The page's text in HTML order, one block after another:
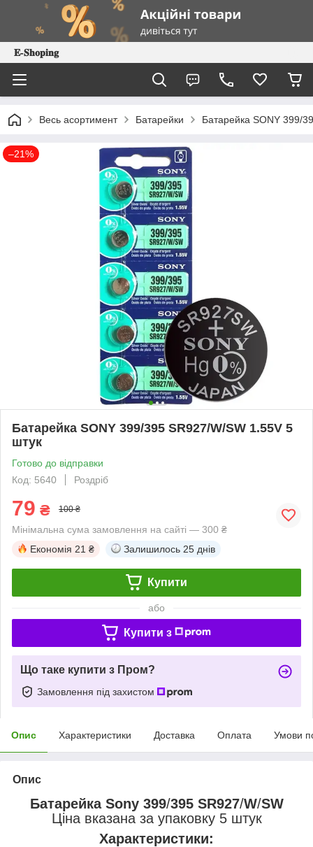
𝐄-𝐒𝐡𝐨𝐩𝐢𝐧𝐠
Весь асортимент Батарейки Батарейка SONY 399/
–21%
Батарейка SONY 399/395 SR927/W/SW 1.55V 5
штук
Готово до відправки
Код: 5640
Роздріб
79 ₴ 100 ₴
Мінімальна сума замовлення на сайті — 300 ₴
Економія 21 ₴ Залишилось 25 днів
Купити
або
Купити з
Що таке купити з Пром?
Замовлення під захистом
Опис Характеристики Доставка Оплата Умови
Опис
Батарейка Sony 399/395SR927/W/SW
Ціна вказана за упаковку 5 штук
Характеристики: